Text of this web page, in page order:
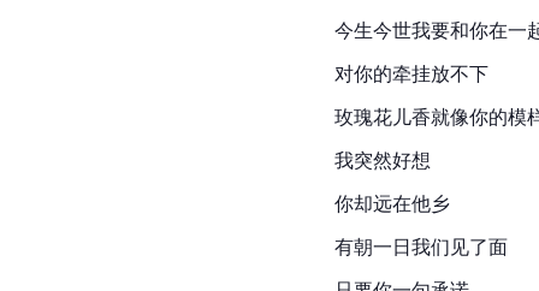
今生今世我要和你在一
对你的牵挂放不下
玫瑰花儿香就像你的模
我突然好想
你却远在他乡
有朝一日我们见了面